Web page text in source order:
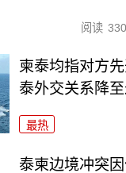
阅读
柬泰均指对方
泰外交关系降
最热
泰柬边境冲突